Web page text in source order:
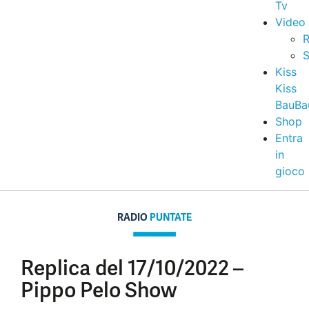
Tv
Video
Kiss
Kiss
Shop
Entra
in
gioco
RADIO PUNTATE
Replica del 17/10/2022 –
Pippo Pelo Show